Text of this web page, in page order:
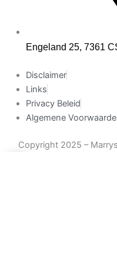
Engeland 25, 7361
Disclaimer
Links
Privacy Beleid
Algemene
Copyright 2025 –